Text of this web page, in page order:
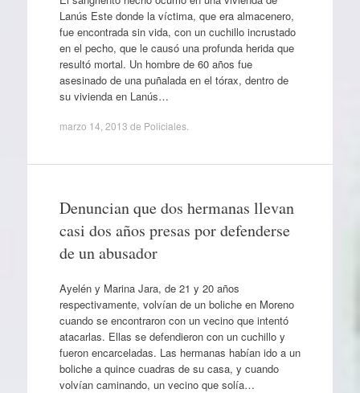
Lanús Este donde la víctima, que era almacenero,
fue encontrada sin vida, con un cuchillo incrustado
en el pecho, que le causó una profunda herida que
resultó mortal. Un hombre de 60 años fue
asesinado de una puñalada en el tórax, dentro de
su vivienda en Lanús…
marzo 14, 2013 de Policiales.
Denuncian que dos hermanas llevan
casi dos años presas por defenderse
de un abusador
Ayelén y Marina Jara, de 21 y 20 años
respectivamente, volvían de un boliche en Moreno
cuando se encontraron con un vecino que intentó
atacarlas. Ellas se defendieron con un cuchillo y
fueron encarceladas. Las hermanas habían ido a un
boliche a quince cuadras de su casa, y cuando
volvían caminando, un vecino que solía…